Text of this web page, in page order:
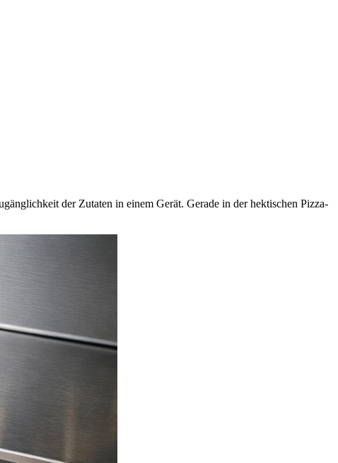
der Zutaten in einem Gerät. Gerade in der hektischen Pizza-